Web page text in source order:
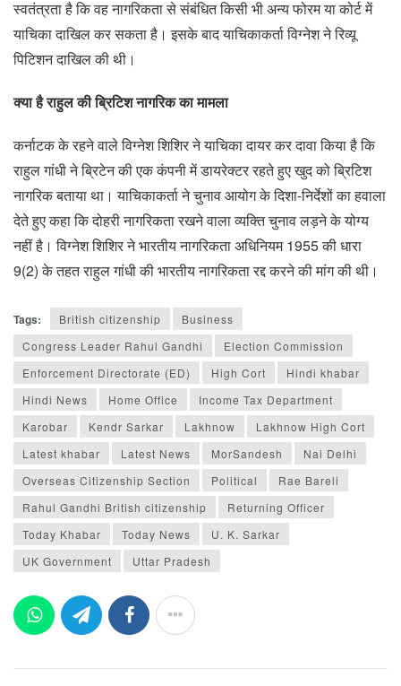
स्वतंत्रता है कि वह नागरिकता से संबंधित किसी भी अन्य फोरम या कोर्ट में
याचिका दाखिल कर सकता है। इसके बाद याचिकाकर्ता विग्नेश ने रिव्यू
पिटिशन दाखिल की थी।
क्या है राहुल की ब्रिटिश नागरिक का मामला
कर्नाटक के रहने वाले विग्नेश शिशिर ने याचिका दायर कर दावा किया है कि
राहुल गांधी ने ब्रिटेन की एक कंपनी में डायरेक्टर रहते हुए खुद को ब्रिटिश
नागरिक बताया था। याचिकाकर्ता ने चुनाव आयोग के दिशा-निर्देशों का हवाला
देते हुए कहा कि दोहरी नागरिकता रखने वाला व्यक्ति चुनाव लड़ने के योग्य
नहीं है। विग्नेश शिशिर ने भारतीय नागरिकता अधिनियम 1955 की धारा
9(2) के तहत राहुल गांधी की भारतीय नागरिकता रद्द करने की मांग की थी।
Tags: British citizenship
Business
Congress Leader Rahul Gandhi
Election Commission
Enforcement Directorate (ED)
High Cort
Hindi khabar
Hindi News
Home Office
Income Tax Department
Karobar
Kendr Sarkar Lakhnow
Lakhnow High Cort
Latest khabar
Latest News MorSandesh
Nai Delhi
Overseas Citizenship Section
Political
Rae Bareli
Rahul Gandhi British citizenship
Returning Officer
Today Khabar
Today News
U. K. Sarkar
UK Government
Uttar Pradesh